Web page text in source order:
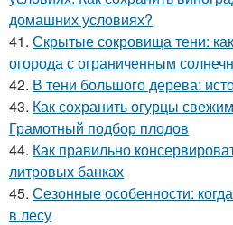
домашних условиях?
41. Скрытые сокровища тени:
огорода с ограниченным
42. В тени большого дерева:
43. Как сохранить огурцы
Грамотный подбор плодов
44. Как правильно
литровых банках
45. Сезонные особенности:
в лесу